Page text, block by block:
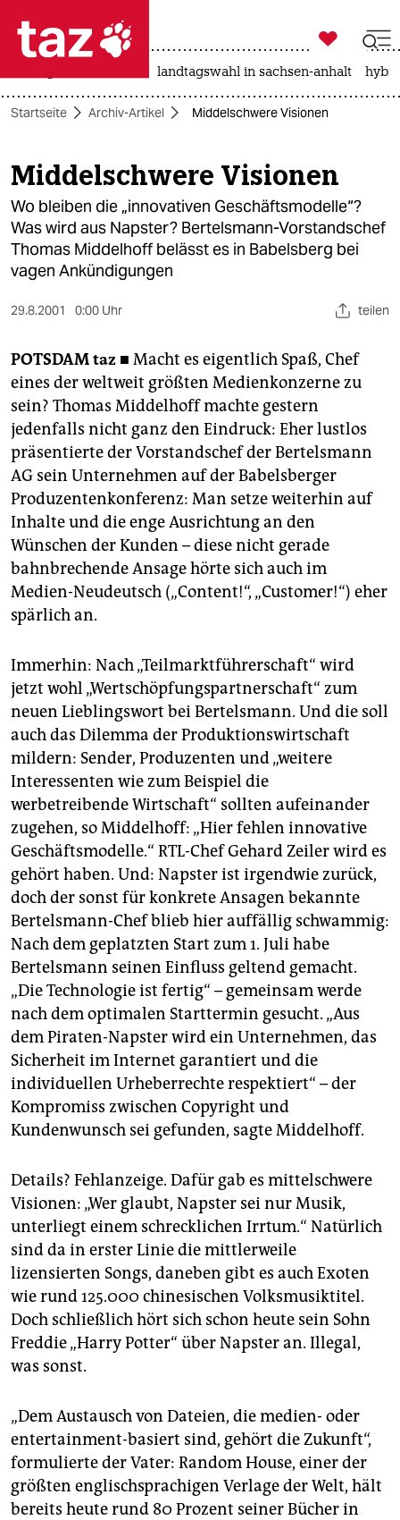
 taz zahl ich
taz zahl ich
themen
politik
öko
gesellschaft
kultur
sport
berlin
nord
wahrheit
verlag
verlag
veranstaltungen
shop
fragen & hilfe
unterstützen
abo
epaper login

taz zahl ich
landtagswahl in sachsen-anhalt
Startseite Archiv-Artikel Middelschwere Visionen
Middelschwere Visionen
Wo bleiben die „innovativen Geschäftsmodelle“?
Was wird aus Napster? Bertelsmann-Vorstandschef
Thomas Middelhoff belässt es in Babelsberg bei
vagen Ankündigungen
29.8.2001 0:00 Uhr teilen
POTSDAMtaz ■ Macht es eigentlich Spaß, Chef
eines der weltweit größten Medienkonzerne zu
sein? Thomas Middelhoff machte gestern
jedenfalls nicht ganz den Eindruck: Eher lustlos
präsentierte der Vorstandschef der Bertelsmann
AG sein Unternehmen auf der Babelsberger
Produzentenkonferenz: Man setze weiterhin auf
Inhalte und die enge Ausrichtung an den
Wünschen der Kunden – diese nicht gerade
bahnbrechende Ansage hörte sich auch im
Medien-Neudeutsch („Content!“, „Customer!“) eher
spärlich an.
Immerhin: Nach „Teilmarktführerschaft“ wird
jetzt wohl „Wertschöpfungspartnerschaft“ zum
neuen Lieblingswort bei Bertelsmann. Und die soll
auch das Dilemma der Produktionswirtschaft
mildern: Sender, Produzenten und „weitere
Interessenten wie zum Beispiel die
werbetreibende Wirtschaft“ sollten aufeinander
zugehen, so Middelhoff: „Hier fehlen innovative
Geschäftsmodelle.“ RTL-Chef Gehard Zeiler wird es
gehört haben. Und: Napster ist irgendwie zurück,
doch der sonst für konkrete Ansagen bekannte
Bertelsmann-Chef blieb hier auffällig schwammig:
Nach dem geplatzten Start zum 1. Juli habe
Bertelsmann seinen Einfluss geltend gemacht.
„Die Technologie ist fertig“ – gemeinsam werde
nach dem optimalen Starttermin gesucht. „Aus
dem Piraten-Napster wird ein Unternehmen, das
Sicherheit im Internet garantiert und die
individuellen Urheberrechte respektiert“ – der
Kompromiss zwischen Copyright und
Kundenwunsch sei gefunden, sagte Middelhoff.
Details? Fehlanzeige. Dafür gab es mittelschwere
Visionen: „Wer glaubt, Napster sei nur Musik,
unterliegt einem schrecklichen Irrtum.“ Natürlich
sind da in erster Linie die mittlerweile
lizensierten Songs, daneben gibt es auch Exoten
wie rund 125.000 chinesischen Volksmusiktitel.
Doch schließlich hört sich schon heute sein Sohn
Freddie „Harry Potter“ über Napster an. Illegal,
was sonst.
„Dem Austausch von Dateien, die medien- oder
entertainment-basiert sind, gehört die Zukunft“,
formulierte der Vater: Random House, einer der
größten englischsprachigen Verlage der Welt, hält
bereits heute rund 80 Prozent seiner Bücher in